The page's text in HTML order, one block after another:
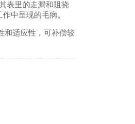
表里的走漏和阻挠
中呈现的毛病。
适应性，可补偿较